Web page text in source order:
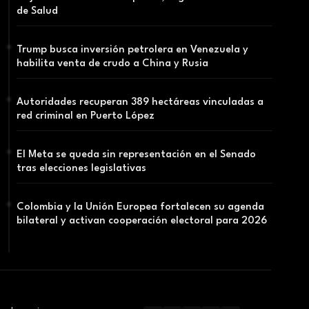
de Salud
Trump busca inversión petrolera en Venezuela y
habilita venta de crudo a China y Rusia
Autoridades recuperan 389 hectáreas vinculadas a
red criminal en Puerto López
El Meta se queda sin representación en el Senado
tras elecciones legislativas
Colombia y la Unión Europea fortalecen su agenda
bilateral y activan cooperación electoral para 2026